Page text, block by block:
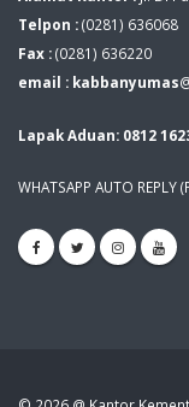
Telpon :(0281) 636068
Fax :(0281) 636220
email : kabbanyumas
Lapak Aduan: 0812
WHATSAPP AUTO REPLY